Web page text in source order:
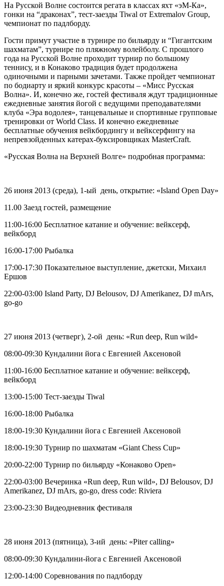
На Русской Волне состоится регата в классах яхт «эМ-Ка»,
гонки на “драконах”, тест-заезды Tiwal от Extremalov Group,
чемпионат по падлборду.
Гости примут участие в турнире по бильярду и “Гигантским
шахматам”, турнире по пляжному волейболу. С прошлого
года на Русской Волне проходит турнир по большому
теннису, и в Конаково традиция будет продолжена
одиночными и парными зачетами. Также пройдет чемпионат
по бодиарту и яркий конкурс красоты – «Мисс Русская
Волна». И, конечно же, гостей фестиваля ждут традиционные
ежедневные занятия йогой с ведущими преподавателями
клуба «Эра водолея», танцевальные и спортивные групповые
тренировки от World Class. И конечно ежедневные
бесплатные обучения вейкбордингу и вейксерфингу на
непревзойденных катерах-буксировщиках MasterCraft.
«Русская Волна на Верхней Волге» подробная программа:
26 июня 2013 (среда), 1-ый день, открытие: «Island Open Day»
11.00 Заезд гостей, размещение
11:00-16:00 Бесплатное катание и обучение: вейксерф,
вейкборд
16:00-17:00 Рыбалка
17:00-17:30 Показательное выступление, джетски, Михаил
Ершов
22:00-03:00 Island Party, DJ Belousov, DJ Amerikanez, DJ mArs,
go-go
27 июня 2013 (четверг), 2-ой день: «Run deep, Run wild»
08:00-09:30 Кундалини йога с Евгенией Аксеновой
11:00-16:00 Бесплатное катание и обучение: вейксерф,
вейкборд
13:00-15:00 Тест-заезды Tiwal
16:00-18:00 Рыбалка
18:00-19:30 Кундалини йога с Евгенией Аксеновой
18:00-19:30 Турнир по шахматам «Giant Chess Cup»
20:00-22:00 Турнир по бильярду «Конаково Open»
22:00-03:00 Вечеринка «Run deep, Run wild», DJ Belousov, DJ
Amerikanez, DJ mArs, go-go, dress code: Riviera
23:00-23:30 Видеодневник фестиваля
28 июня 2013 (пятница), 3-ий день: «Piter calling»
08:00-09:30 Кундалини-йога с Евгенией Аксеновой
12:00-14:00 Соревнования по падлборду